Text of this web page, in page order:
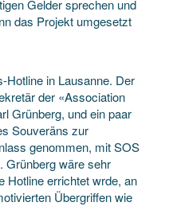
Gelder sprechen und
das Projekt umgesetzt
Hotline in Lausanne. Der
der «Association
Grünberg, und ein paar
Souveräns zur
genommen, mit SOS
Grünberg wäre sehr
Hotline errichtet wrde, an
Übergriffen wie